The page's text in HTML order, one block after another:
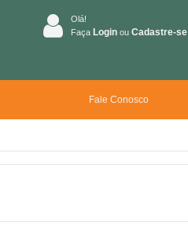
Olá!
Faça Login ou Cadastre-se
Fale Conosco